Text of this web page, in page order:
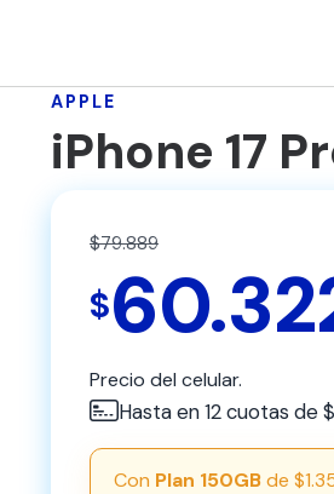
APPLE
iPhone 17
$79.889
$
Precio del celular.
Hasta en 12 cuotas de
Con Plan 150GBde